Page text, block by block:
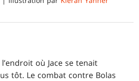
où Jace se tenait
tôt. Le combat contre Bolas